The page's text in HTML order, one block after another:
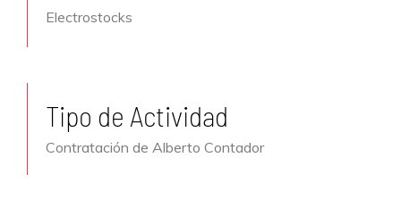
Electrostocks
Tipo de Actividad
Contratación de Alberto Contador